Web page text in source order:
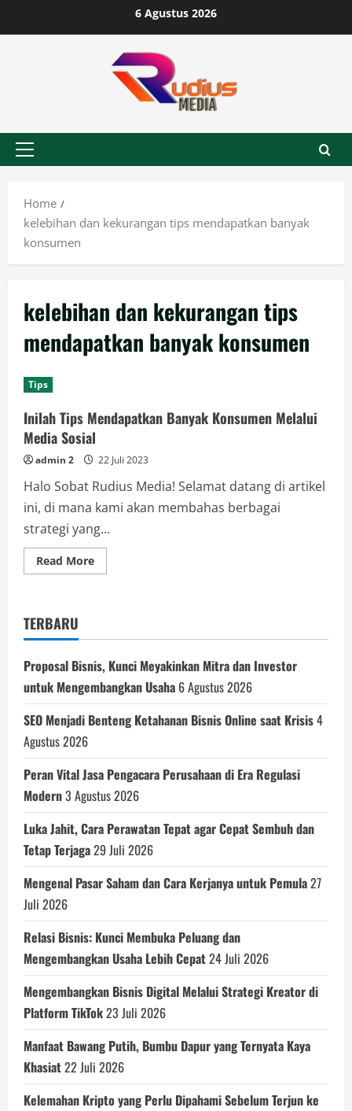
to
6 Agustus 2026
Primary
Home
kelebihan dan kekurangan tips mendapatkan banyak
konsumen
kelebihan dan kekurangan tips
mendapatkan banyak konsumen
Tips
Inilah Tips Mendapatkan Banyak Konsumen Melalui
Media Sosial
admin 2 22 Juli 2023
Halo Sobat Rudius Media! Selamat datang di artikel
ini, di mana kami akan membahas berbagai
strategi yang...
Read MoreRead
more
Konsumen
Media
Sosial
TERBARU
Proposal Bisnis, Kunci Meyakinkan Mitra dan Investor
untuk Mengembangkan Usaha 6 Agustus 2026
SEO Menjadi Benteng Ketahanan Bisnis Online saat Krisis4
Agustus 2026
Peran Vital Jasa Pengacara Perusahaan di Era Regulasi
Modern3 Agustus 2026
Luka Jahit, Cara Perawatan Tepat agar Cepat Sembuh dan
Tetap Terjaga29 Juli 2026
Mengenal Pasar Saham dan Cara Kerjanya untuk Pemula27
Juli 2026
Relasi Bisnis: Kunci Membuka Peluang dan
Mengembangkan Usaha Lebih Cepat24 Juli 2026
Mengembangkan Bisnis Digital Melalui Strategi Kreator di
Platform TikTok23 Juli 2026
Manfaat Bawang Putih, Bumbu Dapur yang Ternyata Kaya
Khasiat22 Juli 2026
Kelemahan Kripto yang Perlu Dipahami Sebelum Terjun ke